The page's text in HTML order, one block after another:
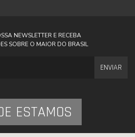
NEWSLETTER E RECEBA
SOBRE O MAIOR DO BRASIL
ENVIAR
ESTAMOS